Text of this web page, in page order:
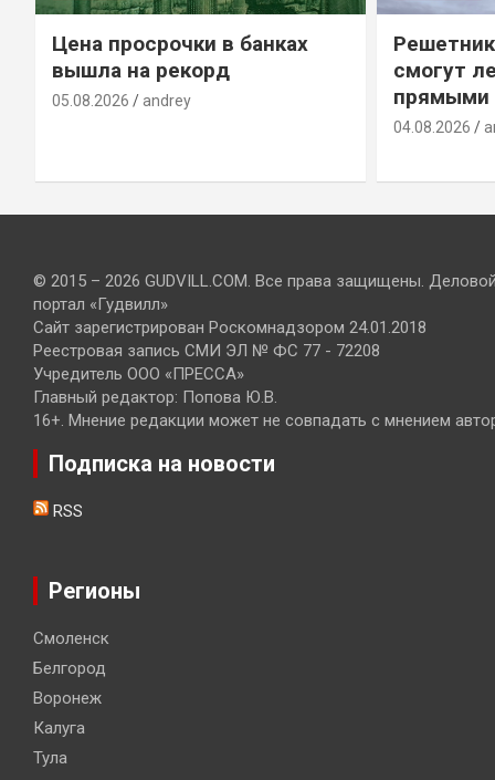
Цена просрочки в банках
вышла на рекорд
05.08.2026 andrey
смогут
прямыми
04.08.2026
© 2015 – 2026 GUDVILL.COM. Все права защищены.
портал «Гудвилл»
Сайт зарегистрирован Роскомнадзором 24.01.2018
Реестровая запись СМИ ЭЛ № ФС 77 - 72208
Учредитель ООО «ПРЕССА»
Главный редактор: Попова Ю.В.
16+. Мнение редакции может не совпадать с мнением
Подписка на новости
RSS
Регионы
Смоленск
Белгород
Воронеж
Калуга
Тула